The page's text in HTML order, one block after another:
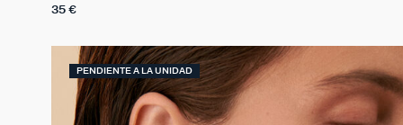
35 €
PENDIENTE A LA UNIDAD